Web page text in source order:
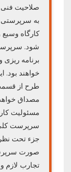
صلاحیت فنی
به سرپرستی
کارگاه
شود.
برنامه
خواهند بود.
طرح از
مصداق
مسئولیت
سرپرست
جزء تحت نظر
صورت
تجارب لازم